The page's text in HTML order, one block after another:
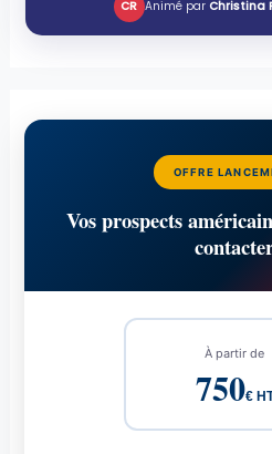
CR Animé par Christina
OFFRE
Vos prospects
À partir de
750€